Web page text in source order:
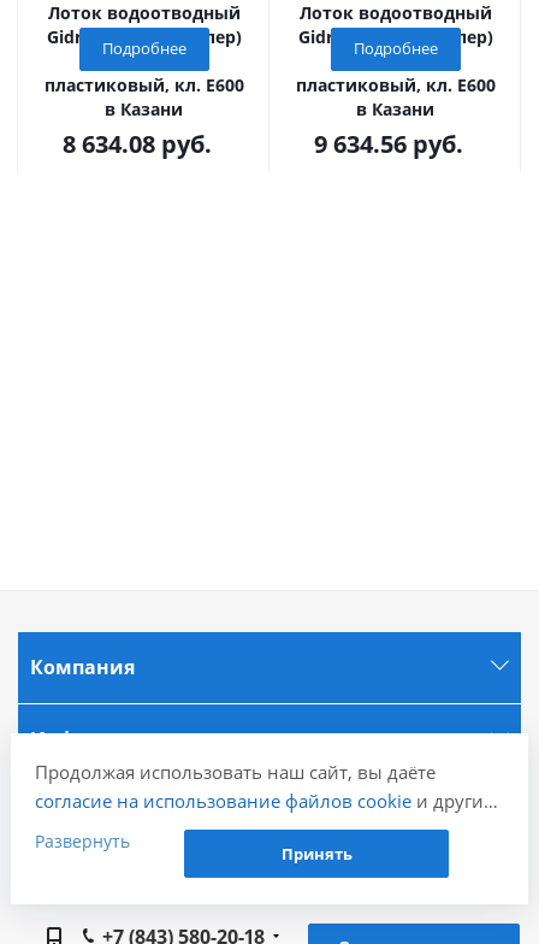
Лоток водоотводный
Gidrolica Super (Супер)
ЛВ-30.38.29,6 -
пластиковый, кл. Е600
в Казани
8 634.08 руб.
Подробнее
Лоток водоотводный
Gidrolica Super (Супер)
ЛВ -30.38.39,6 -
пластиковый, кл. Е600
в Казани
9 634.56 руб.
Подробнее
Компания
Информация
Города
Наши контакты
+7 (843) 580-20-18
Продолжая использовать наш сайт, вы даёте
согласие на использование файлов cookieи других
пользовательских данных (включая IP-адрес,
сведения о местоположении, устройстве, действиях
Развернуть
Принять